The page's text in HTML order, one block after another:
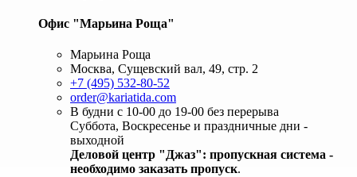
Офис "Марьина Роща"
Марьина Роща
Москва, Сущевский вал, 49, стр. 2
+7 (495) 532-80-52
order@kariatida.com
В будни с 10-00 до 19-00 без перерыва
Суббота, Воскресенье и праздничные дни -
выходной
Деловой центр "Джаз": пропускная система -
необходимо заказать пропуск.